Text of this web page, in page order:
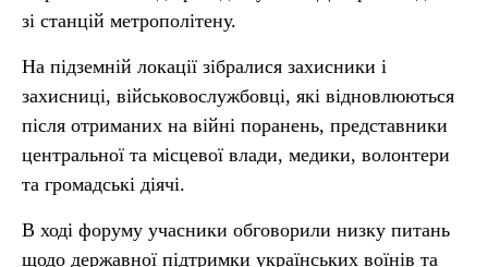
зі станцій метрополітену.
На підземній локації зібралися захисники і
захисниці, військовослужбовці, які відновлюються
після отриманих на війні поранень, представники
центральної та місцевої влади, медики, волонтери
та громадські діячі.
В ході форуму учасники обговорили низку питань
щодо державної підтримки українських воїнів та